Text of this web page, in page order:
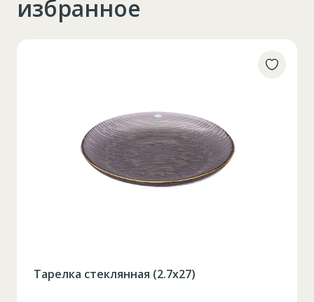
избранное
Тарелка стеклянная (2.7x27)